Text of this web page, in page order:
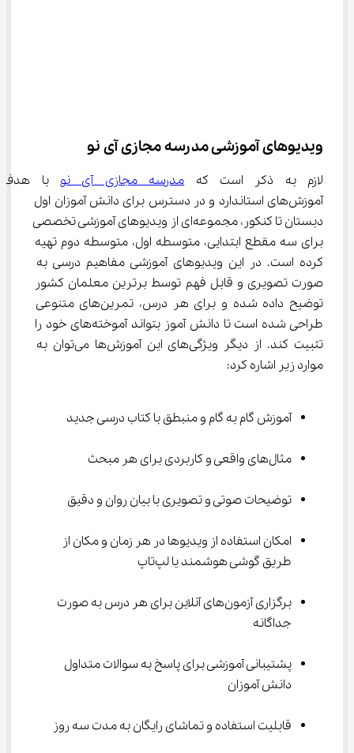
ویدیوهای آموزشی مدرسه مجازی آی نو
لازم به ذکر است که مدرسه مجازی آی نو با هدف
آموزش‌های استاندارد و در دسترس برای دانش آموزان اول
دبستان تا کنکور، مجموعه‌ای از ویدیوهای آموزشی تخصصی
برای سه مقطع ابتدایی، متوسطه اول، متوسطه دوم تهیه
کرده است. در این ویدیوهای آموزشی مفاهیم درسی به
صورت تصویری و قابل فهم توسط برترین معلمان کشور
توضیح داده شده و برای هر درس، تمرین‌های متنوعی
طراحی شده است تا دانش آموز بتواند آموخته‌های خود را
تثبیت کند. از دیگر ویژگی‌های این آموزش‌ها می‌توان به
موارد زیر اشاره کرد:
آموزش گام به گام و منبطق با کتاب درسی جدید
مثال‌های واقعی و کاربردی برای هر مبحث
توضیحات صوتی و تصویری با بیان روان و دقیق
امکان استفاده از ویدیوها در هر زمان و مکان از
طریق گوشی هوشمند یا لپ‌تاپ
برگزاری آزمون‌های آنلاین برای هر درس به صورت
جداگانه
پشتیبانی آموزشی برای پاسخ به سوالات متداول
دانش آموزان
قابلیت استفاده و تماشای رایگان به مدت سه روز